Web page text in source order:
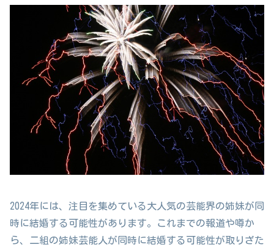
2024年には、注目を集めている大人気の芸能界の姉妹が同
時に結婚する可能性があります。これまでの報道や噂か
ら、二組の姉妹芸能人が同時に結婚する可能性が取りざた